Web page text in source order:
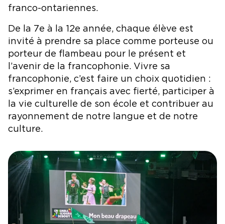
franco-ontariennes.
De la 7e à la 12e année, chaque élève est
invité à prendre sa place comme porteuse ou
porteur de flambeau pour le présent et
l’avenir de la francophonie. Vivre sa
francophonie, c’est faire un choix quotidien :
s’exprimer en français avec fierté, participer à
la vie culturelle de son école et contribuer au
rayonnement de notre langue et de notre
culture.